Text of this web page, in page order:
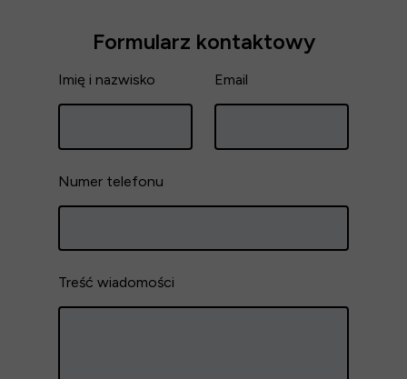
Formularz kontaktowy
Imię i nazwisko Email
Numer telefonu
Treść wiadomości